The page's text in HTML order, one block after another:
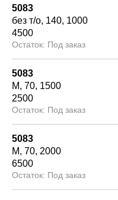
5083
без т/о 140 1000
4500
Под заказ
5083
М 70 1500
2500
Под заказ
5083
М 70 2000
6500
Под заказ